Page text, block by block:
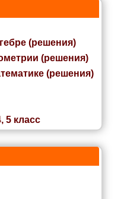
(решения)
(решения)
(решения)
5 класс